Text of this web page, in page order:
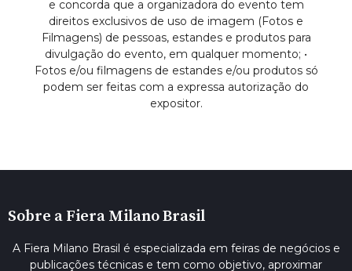
e concorda que a organizadora do evento tem
direitos exclusivos de uso de imagem (Fotos e
Filmagens) de pessoas, estandes e produtos para
divulgação do evento, em qualquer momento; •
Fotos e/ou filmagens de estandes e/ou produtos só
podem ser feitas com a expressa autorização do
expositor.
Sobre a Fiera Milano Brasil
A Fiera Milano Brasil é especializada em feiras de negócios e
publicações técnicas e tem como objetivo, aproximar